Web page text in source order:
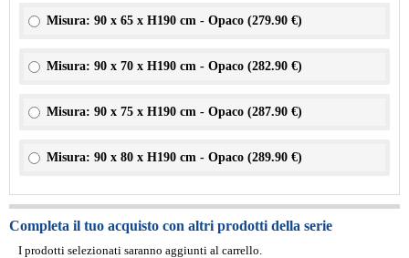
Misura: 90 x 65 x H190 cm - Opaco (279.90 €)
Misura: 90 x 70 x H190 cm - Opaco (282.90 €)
Misura: 90 x 75 x H190 cm - Opaco (287.90 €)
Misura: 90 x 80 x H190 cm - Opaco (289.90 €)
Completa il tuo acquisto con altri prodotti della serie
I prodotti selezionati saranno aggiunti al carrello.